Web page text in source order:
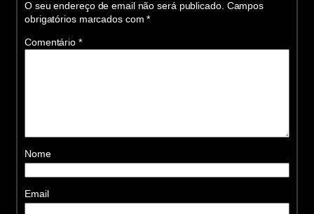
O seu endereço de email não será publicado. Campos
obrigatórios marcados com*
Comentário *
Nome
Email